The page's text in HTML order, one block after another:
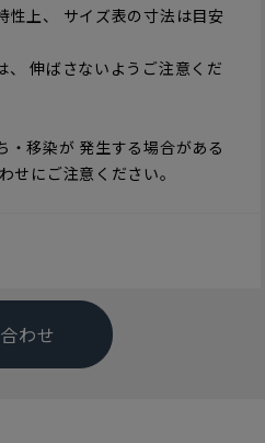
上、 サイズ表の寸法は目安
、 伸ばさないようご注意くだ
移染が 発生する場合がある
せにご注意ください。
わせ